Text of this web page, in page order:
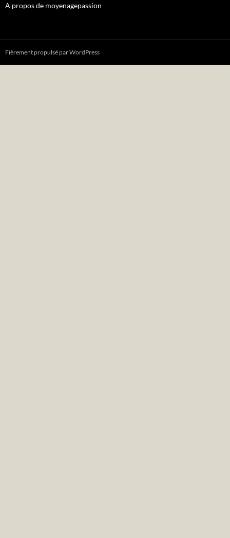
A propos de moyenagepassion
Fièrement propulsé par WordPress